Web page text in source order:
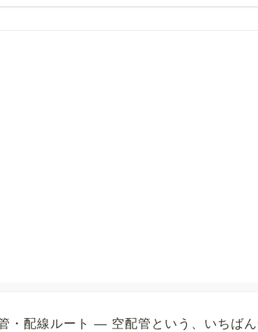
・配線ルート ― 空配管という、いちば